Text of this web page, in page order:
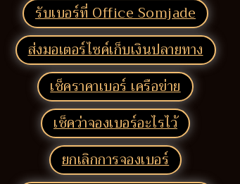
รับเบอร์ที่ Office Somjade
ส่งมอเตอร์ไซค์เก็บเงินปลายทาง
เช็คราคาเบอร์ เครือข่าย
เช็คว่าจองเบอร์อะไรไว้
ยกเลิกการจองเบอร์